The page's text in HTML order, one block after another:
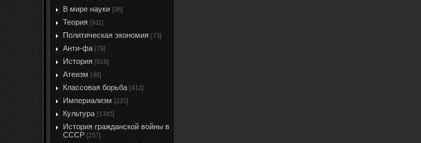
В мире науки [96]
Теория [911]
Политическая экономия [73]
Анти-фа [79]
История [616]
Атеизм [48]
Классовая борьба [412]
Империализм [220]
Культура [1345]
История гражданской войны в
СССР [257]